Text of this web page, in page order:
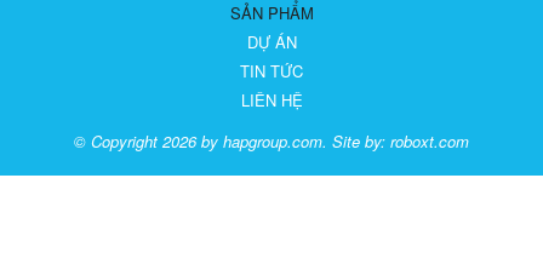
SẢN PHẨM
DỰ ÁN
TIN TỨC
LIÊN HỆ
© Copyright 2026 by hapgroup.com. Site by: roboxt.com